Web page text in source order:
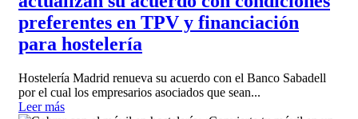
preferentes en TPV y financiación
para hostelería
Hostelería Madrid renueva su acuerdo con el Banco Sabadell
por el cual los empresarios asociados que sean...
Leer más